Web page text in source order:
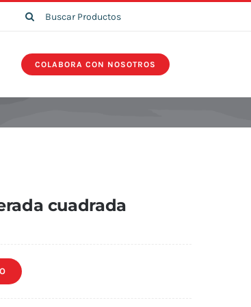
Search
COLABORA CON NOSOTROS
cuadrada